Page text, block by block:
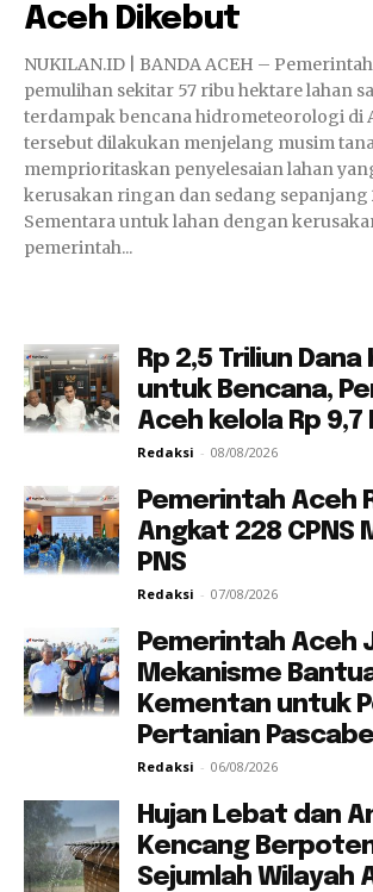
Aceh Dikebut
NUKILAN.ID | BANDA ACEH –
pemulihan sekitar 57 ribu hektare lahan
terdampak bencana hidrometeorologi di
tersebut dilakukan menjelang musim
memprioritaskan penyelesaian lahan
kerusakan ringan dan sedang sepanjang
Sementara untuk lahan dengan
pemerintah...
Rp 2,5 Triliun
untuk Bencana,
Aceh kelola Rp 9,7
Redaksi - 08/08/2026
Pemerintah Aceh
Angkat 228 CPNS
PNS
Redaksi - 07/08/2026
Pemerintah Aceh
Mekanisme
Kementan untuk
Pertanian
Redaksi - 06/08/2026
Hujan Lebat dan
Kencang
Sejumlah Wilayah